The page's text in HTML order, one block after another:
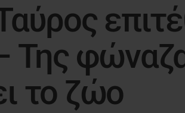
Της
το ζώο